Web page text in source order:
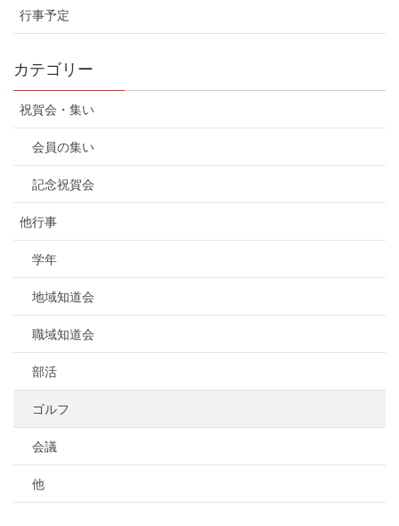
行事予定
カテゴリー
祝賀会・集い
会員の集い
記念祝賀会
他行事
学年
地域知道会
職域知道会
部活
ゴルフ
会議
他